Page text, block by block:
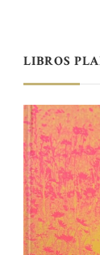
LIBROS